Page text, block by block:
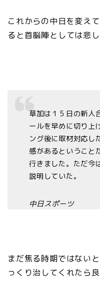
これからの中日を変え
ると首脳陣としては悲し
草加は１５日の新人
ールを早めに切り上
ング後に取材対応し
感があるということ
行きました。ただ今
説明していた。
中日スポーツ
まだ焦る時期ではない
っくり治してくれたら